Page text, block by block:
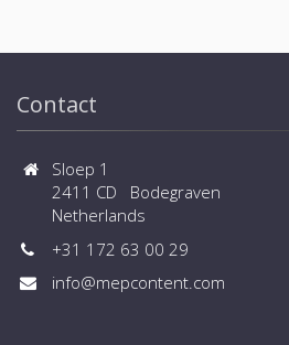
Contact
Sloep 1
2411 CD Bodegraven
Netherlands
+31 172 63 00 29
info@mepcontent.com